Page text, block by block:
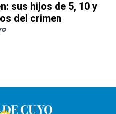
sus hijos de 5, 10 y
del crimen